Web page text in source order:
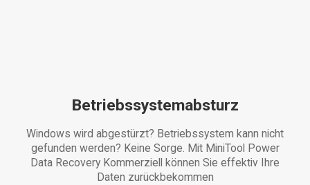
Betriebssystemabsturz
Windows wird abgestürzt? Betriebssystem kann nicht
gefunden werden? Keine Sorge. Mit MiniTool Power
Data Recovery Kommerziell können Sie effektiv Ihre
Daten zurückbekommen